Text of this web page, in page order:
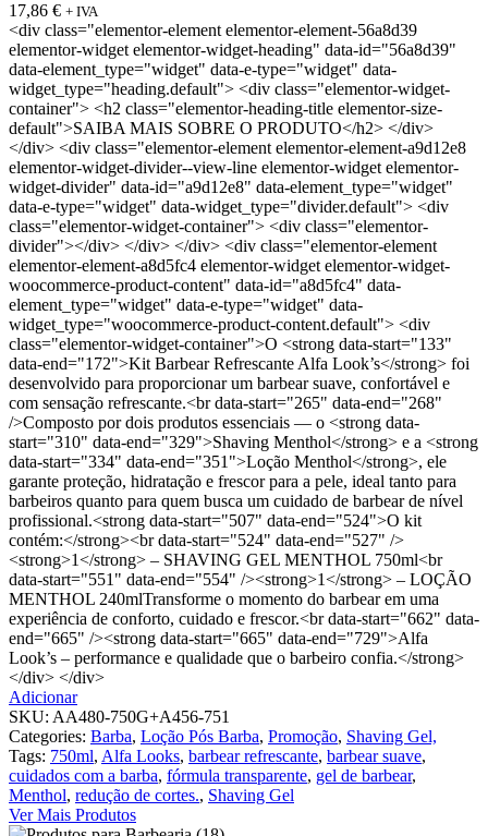
17,86 € + IVA
<div class="elementor-element elementor-element-56a8d39
elementor-widget elementor-widget-heading" data-id="56a8d39"
data-element_type="widget" data-e-type="widget" data-
widget_type="heading.default"> <div class="elementor-widget-
container"> <h2 class="elementor-heading-title elementor-size-
default">SAIBA MAIS SOBRE O PRODUTO</h2> </div>
</div> <div class="elementor-element elementor-element-a9d12e8
elementor-widget-divider--view-line elementor-widget elementor-
widget-divider" data-id="a9d12e8" data-element_type="widget"
data-e-type="widget" data-widget_type="divider.default"> <div
class="elementor-widget-container"> <div class="elementor-
divider"></div> </div> </div> <div class="elementor-element
elementor-element-a8d5fc4 elementor-widget elementor-widget-
woocommerce-product-content" data-id="a8d5fc4" data-
element_type="widget" data-e-type="widget" data-
widget_type="woocommerce-product-content.default"> <div
class="elementor-widget-container">O <strong data-start="133"
data-end="172">Kit Barbear Refrescante Alfa Look’s</strong> foi
desenvolvido para proporcionar um barbear suave, confortável e
com sensação refrescante.<br data-start="265" data-end="268"
/>Composto por dois produtos essenciais — o <strong data-
start="310" data-end="329">Shaving Menthol</strong> e a <strong
data-start="334" data-end="351">Loção Menthol</strong>, ele
garante proteção, hidratação e frescor para a pele, ideal tanto para
barbeiros quanto para quem busca um cuidado de barbear de nível
profissional.<strong data-start="507" data-end="524">O kit
contém:</strong><br data-start="524" data-end="527" />
<strong>1</strong> – SHAVING GEL MENTHOL 750ml<br
data-start="551" data-end="554" /><strong>1</strong> – LOÇÃO
MENTHOL 240mlTransforme o momento do barbear em uma
experiência de conforto, cuidado e frescor.<br data-start="662" data-
end="665" /><strong data-start="665" data-end="729">Alfa
Look’s – performance e qualidade que o barbeiro confia.</strong>
</div> </div>
Adicionar
SKU: AA480-750G+A456-751
Categories: Barba, Loção Pós Barba, Promoção, Shaving Gel,
Tags: 750ml, Alfa Looks, barbear refrescante, barbear suave,
cuidados com a barba, fórmula transparente, gel de barbear,
Menthol, redução de cortes., Shaving Gel
Ver Mais Produtos